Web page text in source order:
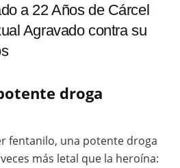
a 22 Años de Cárcel
Agravado contra su
droga
fentanilo, una potente droga
más letal que la heroína: